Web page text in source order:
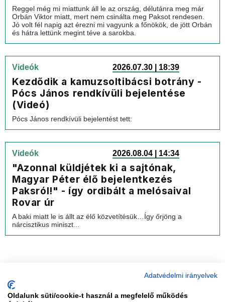
Reggel még mi miattunk áll le az ország, délutánra meg már
Orbán Viktor miatt, mert nem csinálta meg Paksot rendesen.
Jó volt fél napig azt érezni mi vagyunk a főnökök, de jött Orbán
és hátra lettünk megint téve a sarokba.
Videók 2026.07.30 | 18:39
Kezdődik a kamuzsoltibácsi botrány -
Pócs János rendkívüli bejelentése
(Videó)
Pócs János rendkívüli bejelentést tett:
Videók 2026.08.04 | 14:34
"Azonnal küldjétek ki a sajtónak,
Magyar Péter élő bejelentkezés
Paksról!" - így ordibált a melósaival
Rovar úr
A baki miatt le is állt az élő közvetítésük…Így őrjöng a
nárcisztikus miniszt...
Adatvédelmi irányelvek
Oldalunk süti/cookie-t használ a megfelelő működés